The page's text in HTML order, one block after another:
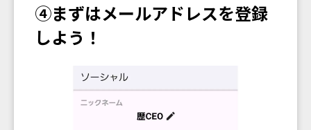
④まずはメールアドレスを登録
しよう！